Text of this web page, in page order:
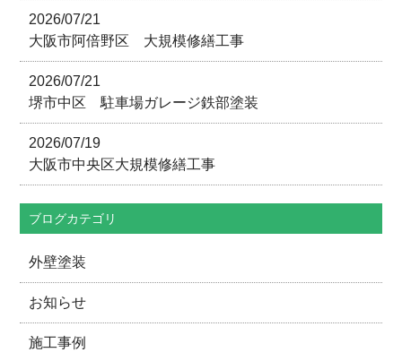
2026/07/21
大阪市阿倍野区 大規模修繕工事
2026/07/21
堺市中区 駐車場ガレージ鉄部塗装
2026/07/19
大阪市中央区大規模修繕工事
ブログカテゴリ
外壁塗装
お知らせ
施工事例